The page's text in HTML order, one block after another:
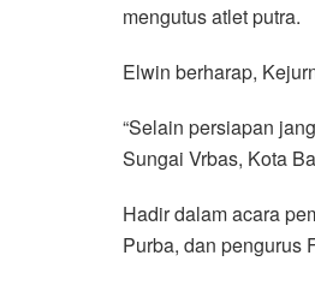
mengutus atlet putra.
Elwin berharap,
“Selain persiapan
Sungai Vrbas, Kota
Hadir dalam acara
Purba, dan pengurus